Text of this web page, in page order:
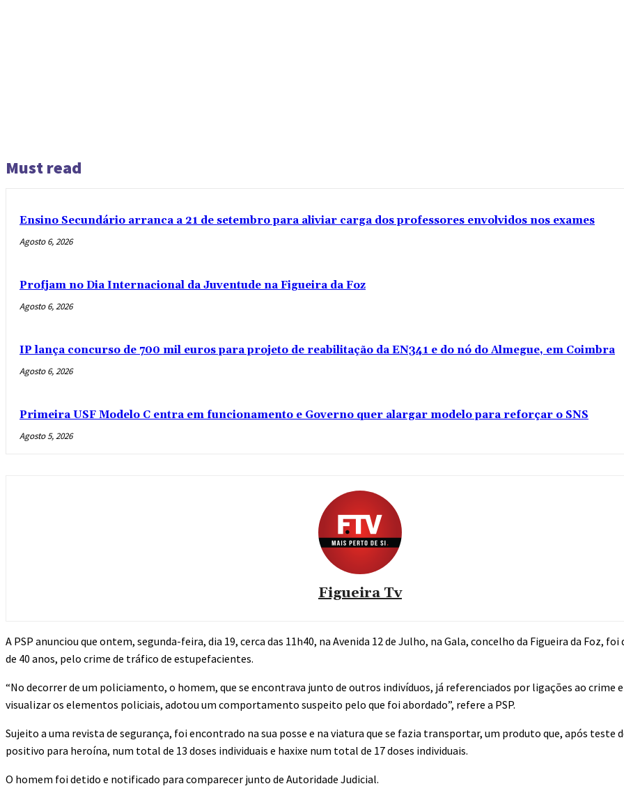
Must read
Ensino Secundário arranca a 21 de setembro para aliviar carga dos professores envolvidos nos exames
Agosto 6, 2026
Profjam no Dia Internacional da Juventude na Figueira da Foz
Agosto 6, 2026
IP lança concurso de 700 mil euros para projeto de reabilitação da EN341 e do nó do Almegue, em Coimbra
Agosto 6, 2026
Primeira USF Modelo C entra em funcionamento e Governo quer alargar modelo para reforçar o SNS
Agosto 5, 2026
Figueira Tv
A PSP anunciou que ontem, segunda-feira, dia 19, cerca das 11h40, na Avenida 12 de Julho, na Gala, concelho da Figueira da Foz,
de 40 anos, pelo crime de tráfico de estupefacientes.
“No decorrer de um policiamento, o homem, que se encontrava junto de outros indivíduos, já referenciados por ligações ao crime
visualizar os elementos policiais, adotou um comportamento suspeito pelo que foi abordado”, refere a PSP.
Sujeito a uma revista de segurança, foi encontrado na sua posse e na viatura que se fazia transportar, um produto que, após teste
positivo para heroína, num total de 13 doses individuais e haxixe num total de 17 doses individuais.
O homem foi detido e notificado para comparecer junto de Autoridade Judicial.